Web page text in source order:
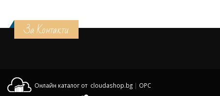
За Контакти
Онлайн каталог от cloudashop.bg | OPC